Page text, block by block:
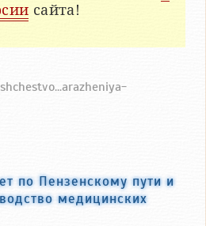
сайта!
по Пензенскому пути и
медицинских